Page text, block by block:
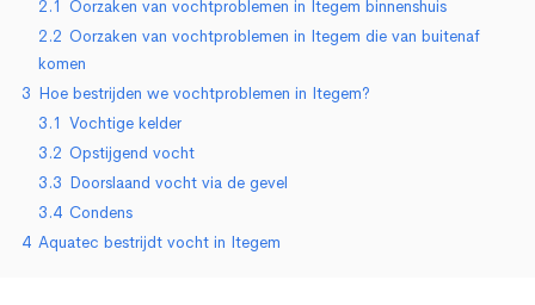
2.1 Oorzaken van vochtproblemen in Itegem binnenshuis
2.2 Oorzaken van vochtproblemen in Itegem die van buitenaf
komen
3 Hoe bestrijden we vochtproblemen in Itegem?
3.1 Vochtige kelder
3.2 Opstijgend vocht
3.3 Doorslaand vocht via de gevel
3.4 Condens
4 Aquatec bestrijdt vocht in Itegem